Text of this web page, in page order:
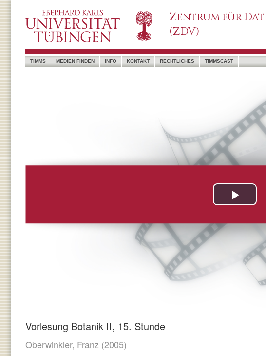
Zentrum für
(ZDV)
TIMMS MEDIEN FINDEN INFO KONTAKT RECHTLICHES TIMMSCAST
Vorlesung Botanik II, 15. Stunde
Oberwinkler, Franz (2005)